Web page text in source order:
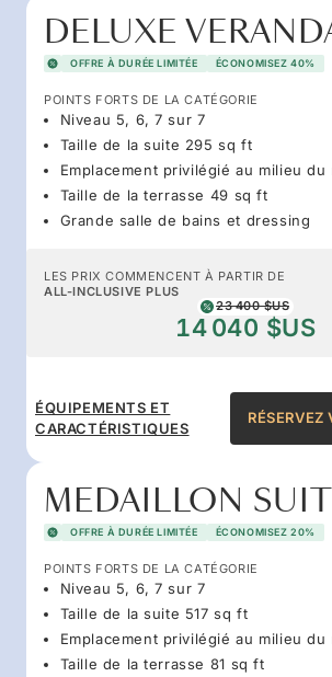
DELUXE
OFFRE À DURÉE LIMITÉE ÉCONOMISEZ 40%
POINTS FORTS DE LA CATÉGORIE
Niveau 5, 6, 7 sur 7
Taille de la suite 295 sq ft
Emplacement privilégié au milieu du
Taille de la terrasse 49 sq ft
Grande salle de bains et dressing
LES PRIX COMMENCENT À PARTIR DE
ALL-INCLUSIVE PLUS
23 400 $US
14 040 $US
ÉQUIPEMENTS ET
CARACTÉRISTIQUES
RÉSERVEZ
MEDAILLON
OFFRE À DURÉE LIMITÉE ÉCONOMISEZ 20%
POINTS FORTS DE LA CATÉGORIE
Niveau 5, 6, 7 sur 7
Taille de la suite 517 sq ft
Emplacement privilégié au milieu du
Taille de la terrasse 81 sq ft